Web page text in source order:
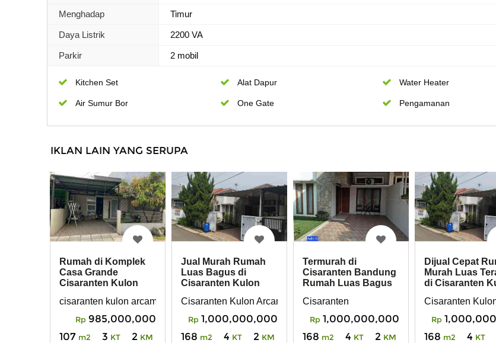
Menghadap Timur
Daya Listrik 2200 VA
Parkir 2 mobil
Kitchen Set Alat Dapur Water Heater
Air Sumur Bor One Gate Pengamanan
IKLAN LAIN YANG SERUPA
Rumah di Komplek
Casa Grande
Cisaranten Kulon
Banjir S
cisaranten kulon arcamanik kota bandung
Rp 985,000,000
107 m2 3 KT 2 KM
Jual Murah Rumah
Luas Bagus di
Cisaranten Kulon
Cisaranten Kulon Arcamanik Bandung
Rp 1,000,000,000
168 m2 4 KT 2 KM
Termurah di
Cisaranten Bandung
Rumah Luas Bagus
Cisaranten
Rp 1,000,000,000
168 m2 4 KT 2 KM
Dijual Cepat
Murah Luas
di Cisaranten
Cisaranten
Rp
168 m2 4 KT